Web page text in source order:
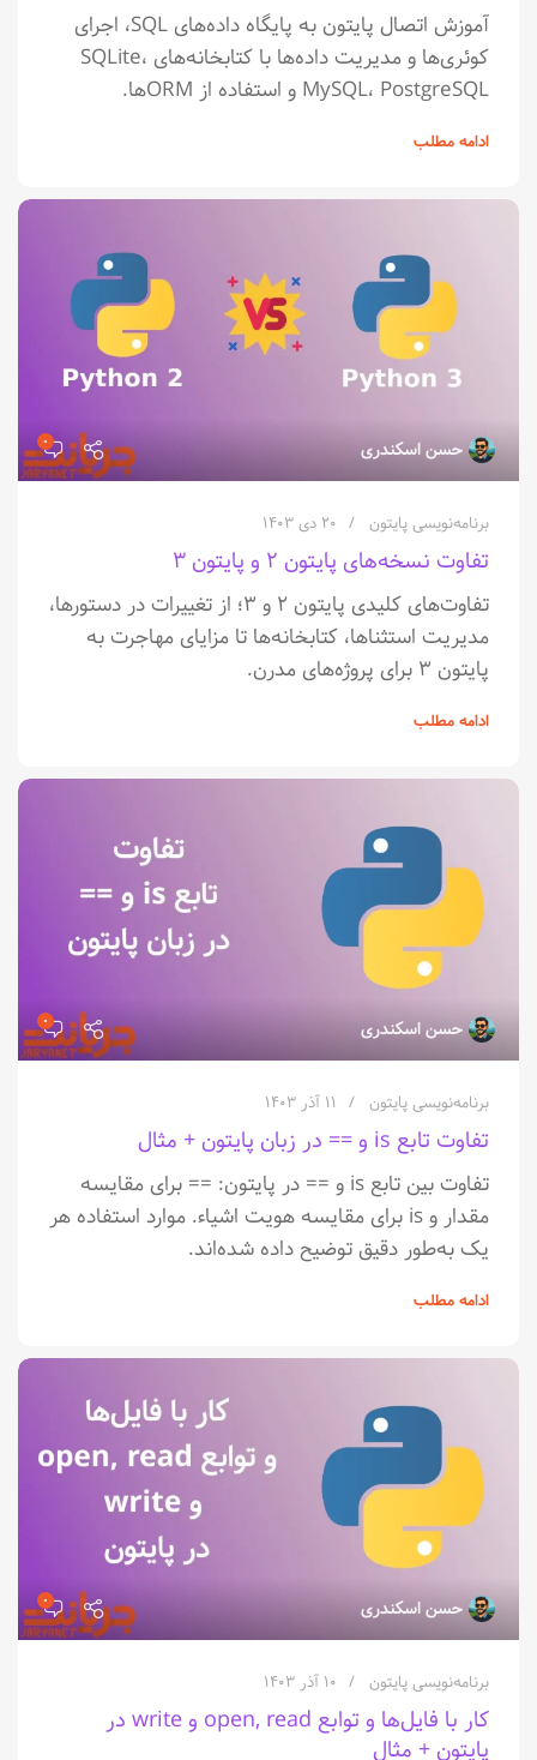
آموزش اتصال پایتون به پایگاه داده‌های SQL، اجرای
کوئری‌ها و مدیریت داده‌ها با کتابخانه‌های SQLite،
MySQL، PostgreSQL و استفاده از ORM‌ها.
ادامه مطلب
حسن اسکندری ۰
برنامه‌نویسی پایتون ۲۰ دی ۱۴۰۳
تفاوت نسخه‌های پایتون ۲ و پایتون ۳
تفاوت‌های کلیدی پایتون ۲ و ۳؛ از تغییرات در دستورها،
مدیریت استثناها، کتابخانه‌ها تا مزایای مهاجرت به
پایتون ۳ برای پروژه‌های مدرن.
ادامه مطلب
حسن اسکندری ۰
برنامه‌نویسی پایتون ۱۱ آذر ۱۴۰۳
تفاوت تابع is و == در زبان پایتون + مثال
تفاوت بین تابع is و == در پایتون: == برای مقایسه
مقدار و is برای مقایسه هویت اشیاء. موارد استفاده هر
یک به‌طور دقیق توضیح داده شده‌اند.
ادامه مطلب
حسن اسکندری ۰
برنامه‌نویسی پایتون ۱۰ آذر ۱۴۰۳
کار با فایل‌ها و توابع open, read و write در
پایتون + مثال